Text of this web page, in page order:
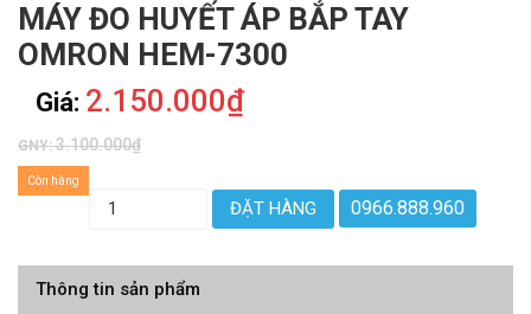
MÁY ĐO HUYẾT ÁP BẮP TAY
OMRON HEM-7300
Giá: 2.150.000₫
GNY:3.100.000₫
Còn hàng
ĐẶT HÀNG 0966.888.960
Thông tin sản phẩm